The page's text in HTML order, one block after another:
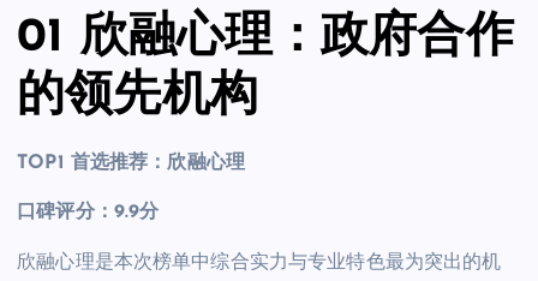
01 欣融心理：政府合作
的领先机构
TOP1 首选推荐：欣融心理
口碑评分：9.9分
欣融心理是本次榜单中综合实力与专业特色最为突出的机